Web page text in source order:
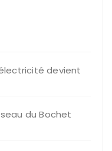
devient
du Bochet